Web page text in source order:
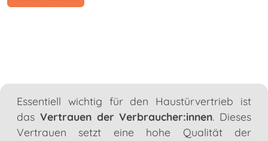
Essentiell wichtig für den Haustürvertrieb ist
das Vertrauen der Verbraucher:innen. Dieses
Vertrauen setzt eine hohe Qualität der